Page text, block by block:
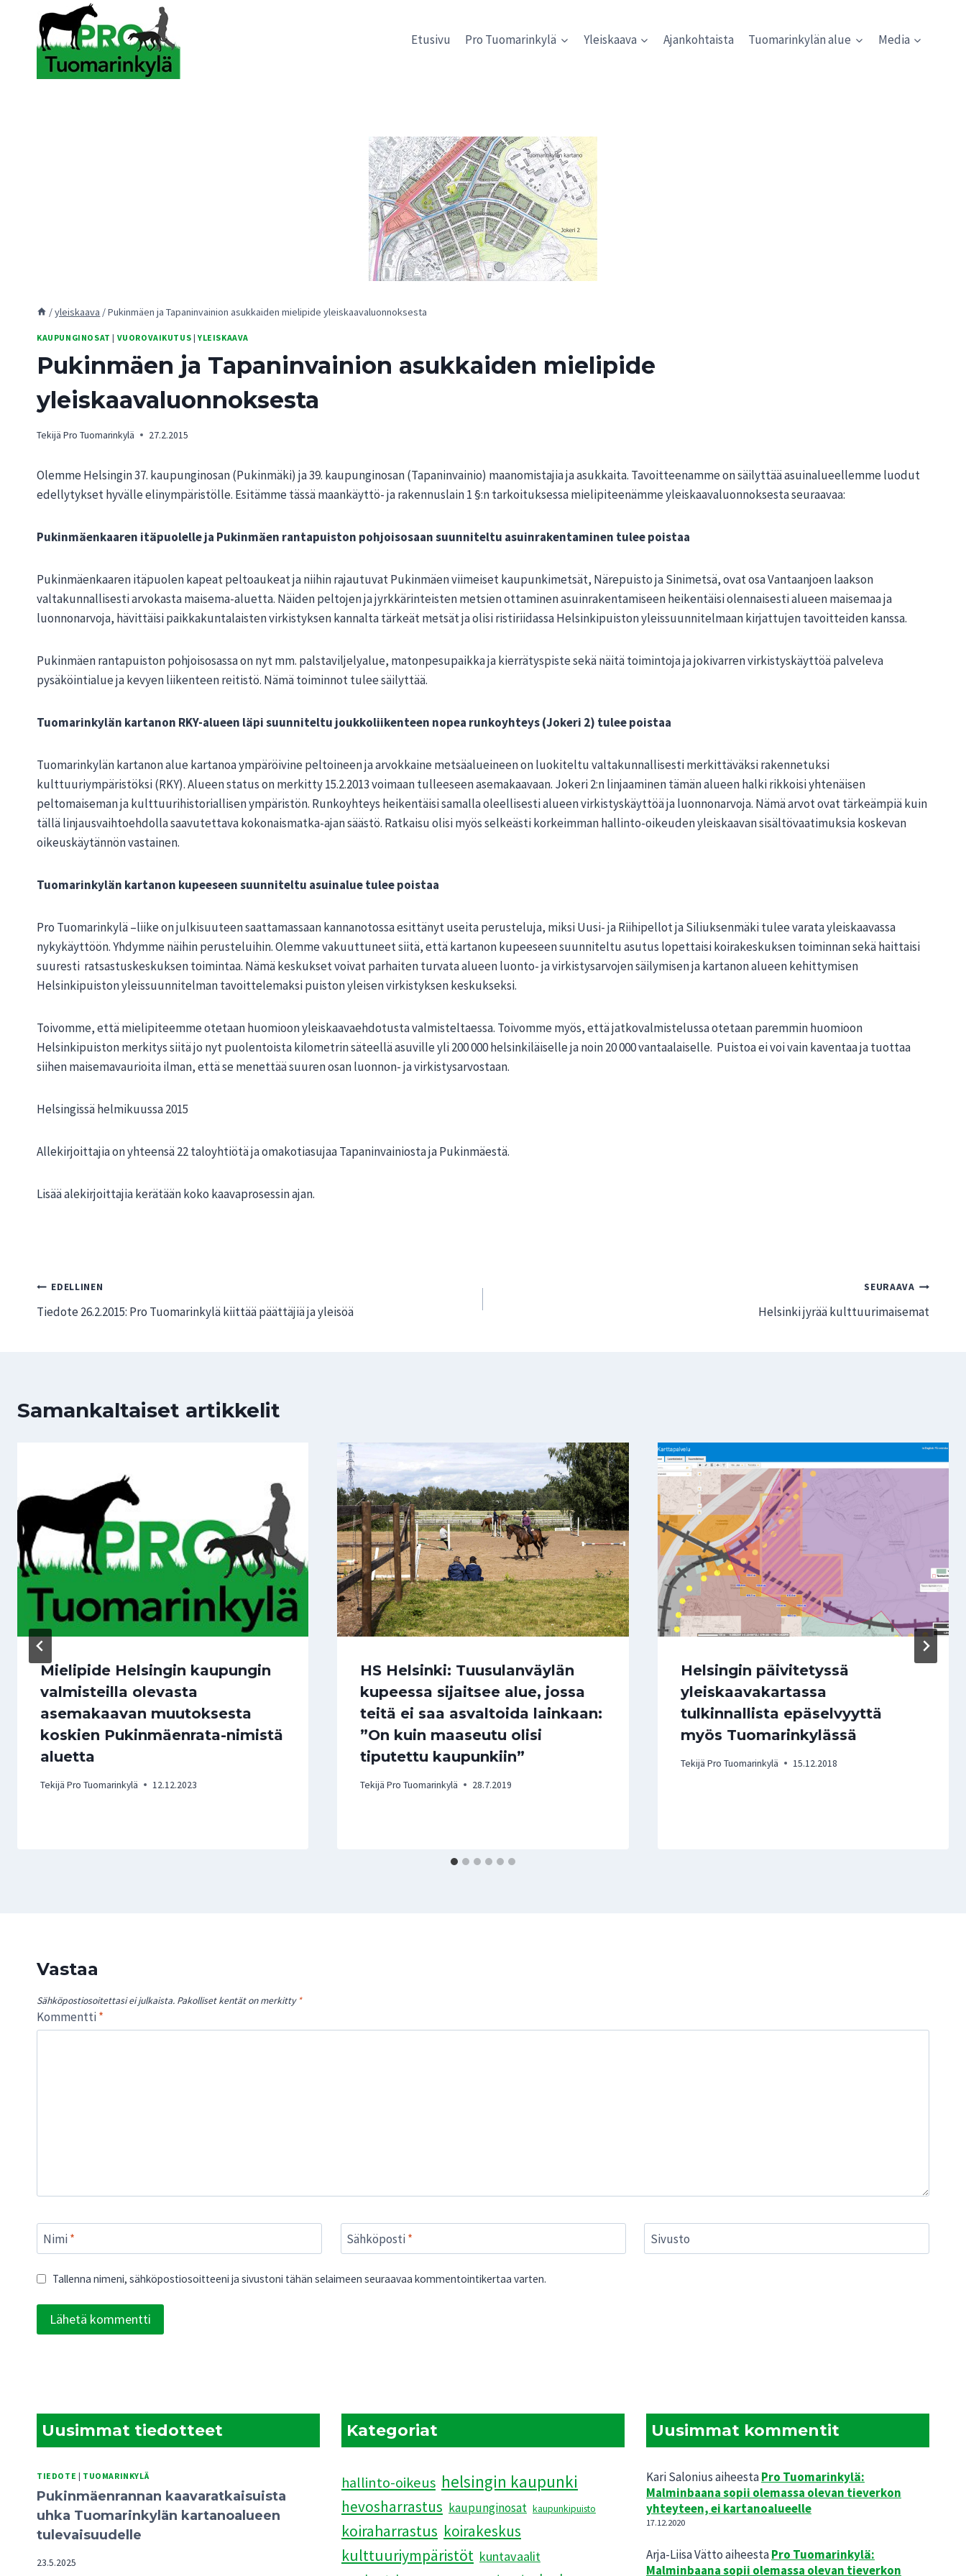
sisältöön
Etusivu Pro Tuomarinkylä Yleiskaava Ajankohtaista Tuomarinkylän alue Media
/yleiskaava /Pukinmäen ja Tapaninvainion asukkaiden mielipide yleiskaavaluonnoksesta
KAUPUNGINOSAT | VUOROVAIKUTUS |YLEISKAAVA
Pukinmäen ja Tapaninvainion asukkaiden mielipide
yleiskaavaluonnoksesta
Tekijä Pro Tuomarinkylä 27.2.2015
Olemme Helsingin 37. kaupunginosan (Pukinmäki) ja 39. kaupunginosan (Tapaninvainio) maanomistajia ja asukkaita. Tavoitteenamme on säilyttää asuinalueellemme luodut
edellytykset hyvälle elinympäristölle. Esitämme tässä maankäyttö- ja rakennuslain 1 §:n tarkoituksessa mielipiteenämme yleiskaavaluonnoksesta seuraavaa:
Pukinmäenkaaren itäpuolelle ja Pukinmäen rantapuiston pohjoisosaan suunniteltu asuinrakentaminen tulee poistaa
Pukinmäenkaaren itäpuolen kapeat peltoaukeat ja niihin rajautuvat Pukinmäen viimeiset kaupunkimetsät, Närepuisto ja Sinimetsä, ovat osa Vantaanjoen laakson
valtakunnallisesti arvokasta maisema-aluetta. Näiden peltojen ja jyrkkärinteisten metsien ottaminen asuinrakentamiseen heikentäisi olennaisesti alueen maisemaa ja
luonnonarvoja, hävittäisi paikkakuntalaisten virkistyksen kannalta tärkeät metsät ja olisi ristiriidassa Helsinkipuiston yleissuunnitelmaan kirjattujen tavoitteiden kanssa.
Pukinmäen rantapuiston pohjoisosassa on nyt mm. palstaviljelyalue, matonpesupaikka ja kierrätyspiste sekä näitä toimintoja ja jokivarren virkistyskäyttöä palveleva
pysäköintialue ja kevyen liikenteen reitistö. Nämä toiminnot tulee säilyttää.
Tuomarinkylän kartanon RKY-alueen läpi suunniteltu joukkoliikenteen nopea runkoyhteys (Jokeri 2) tulee poistaa
Tuomarinkylän kartanon alue kartanoa ympäröivine peltoineen ja arvokkaine metsäalueineen on luokiteltu valtakunnallisesti merkittäväksi rakennetuksi
kulttuuriympäristöksi (RKY). Alueen status on merkitty 15.2.2013 voimaan tulleeseen asemakaavaan. Jokeri 2:n linjaaminen tämän alueen halki rikkoisi yhtenäisen
peltomaiseman ja kulttuurihistoriallisen ympäristön. Runkoyhteys heikentäisi samalla oleellisesti alueen virkistyskäyttöä ja luonnonarvoja. Nämä arvot ovat tärkeämpiä kuin
tällä linjausvaihtoehdolla saavutettava kokonaismatka-ajan säästö. Ratkaisu olisi myös selkeästi korkeimman hallinto-oikeuden yleiskaavan sisältövaatimuksia koskevan
oikeuskäytännön vastainen.
Tuomarinkylän kartanon kupeeseen suunniteltu asuinalue tulee poistaa
Pro Tuomarinkylä –liike on julkisuuteen saattamassaan kannanotossa esittänyt useita perusteluja, miksi Uusi- ja Riihipellot ja Siliuksenmäki tulee varata yleiskaavassa
nykykäyttöön. Yhdymme näihin perusteluihin. Olemme vakuuttuneet siitä, että kartanon kupeeseen suunniteltu asutus lopettaisi koirakeskuksen toiminnan sekä haittaisi
suuresti ratsastuskeskuksen toimintaa. Nämä keskukset voivat parhaiten turvata alueen luonto- ja virkistysarvojen säilymisen ja kartanon alueen kehittymisen
Helsinkipuiston yleissuunnitelman tavoittelemaksi puiston yleisen virkistyksen keskukseksi.
Toivomme, että mielipiteemme otetaan huomioon yleiskaavaehdotusta valmisteltaessa. Toivomme myös, että jatkovalmistelussa otetaan paremmin huomioon
Helsinkipuiston merkitys siitä jo nyt puolentoista kilometrin säteellä asuville yli 200 000 helsinkiläiselle ja noin 20 000 vantaalaiselle. Puistoa ei voi vain kaventaa ja tuottaa
siihen maisemavaurioita ilman, että se menettää suuren osan luonnon- ja virkistysarvostaan.
Helsingissä helmikuussa 2015
Allekirjoittajia on yhteensä 22 taloyhtiötä ja omakotiasujaa Tapaninvainiosta ja Pukinmäestä.
Lisää alekirjoittajia kerätään koko kaavaprosessin ajan.
Artikkelien
selaus
EDELLINEN
Tiedote 26.2.2015: Pro Tuomarinkylä kiittää päättäjiä ja yleisöä
SEURAAVA
Helsinki jyrää kulttuurimaisemat
Samankaltaiset artikkelit
Mielipide Helsingin kaupungin
valmisteilla olevasta
asemakaavan muutoksesta
koskien Pukinmäenrata-nimistä
aluetta
Tekijä Pro Tuomarinkylä 12.12.2023
HS Helsinki: Tuusulanväylän
kupeessa sijaitsee alue, jossa
teitä ei saa asvaltoida lainkaan:
”On kuin maaseutu olisi
tiputettu kaupunkiin”
Tekijä Pro Tuomarinkylä 28.7.2019
Helsingin päivitetyssä
yleiskaavakartassa
tulkinnallista epäselvyyttä
myös Tuomarinkylässä
Tekijä Pro Tuomarinkylä 15.12.2018
Vastaa
Sähköpostiosoitettasi ei julkaista. Pakolliset kentät on merkitty *
Kommentti *
Nimi * Sähköposti * Sivusto
Tallenna nimeni, sähköpostiosoitteeni ja sivustoni tähän selaimeen seuraavaa kommentointikertaa varten.
Uusimmat tiedotteet
TIEDOTE | TUOMARINKYLÄ
Pukinmäenrannan kaavaratkaisuista
uhka Tuomarinkylän kartanoalueen
tulevaisuudelle
23.5.2025
Kategoriat
hallinto-oikeus helsingin kaupunki
hevosharrastus kaupunginosat kaupunkipuisto
koiraharrastus koirakeskus
kulttuuriympäristöt kuntavaalit
Uusimmat kommentit
Kari SaloniusaiheestaPro Tuomarinkylä:
Malminbaana sopii olemassa olevan tieverkon
yhteyteen, ei kartanoalueelle
17.12.2020
Arja-Liisa VättoaiheestaPro Tuomarinkylä:
Malminbaana sopii olemassa olevan tieverkon